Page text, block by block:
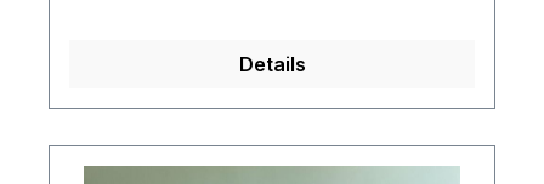
glatte Untergründe im Innenbereich
und UV-Tinten bedruckt werden.
Details